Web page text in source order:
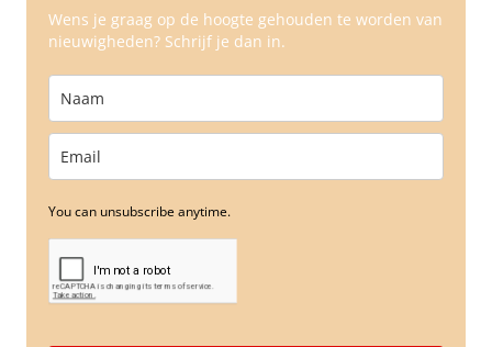
Wens je graag op de hoogte gehouden te worden van
nieuwigheden? Schrijf je dan in.
You can unsubscribe anytime.